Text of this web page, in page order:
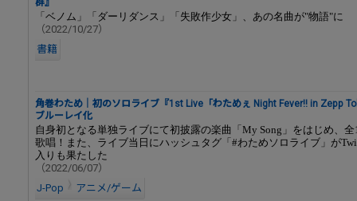
群』
「ベノム」「ダーリダンス」「失敗作少女」、あの名曲が"物語"に
（2022/10/27）
書籍
角巻わため｜初のソロライブ『1st Live「わためぇ Night Fever!! in Zepp
ブルーレイ化
自身初となる単独ライブにて初披露の楽曲「My Song」をはじめ、
歌唱！また、ライブ当日にハッシュタグ「#わためソロライブ」が
入りも果たした
（2022/06/07）
J-Pop
アニメ/ゲーム